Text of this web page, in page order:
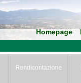
Homepage
Rendicontazione